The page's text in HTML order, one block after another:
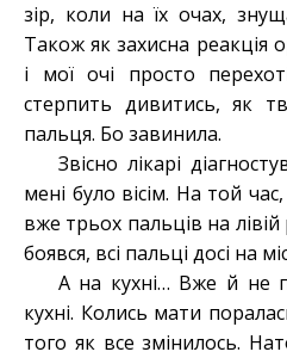
зір, коли на їх очах,
Також як захисна реакція
і мої очі просто
стерпить дивитись, як
пальця. Бо завинила.
Звісно лікарі
мені було вісім. На той
вже трьох пальців на
боявся, всі пальці досі на
А на кухні… Вже й не
кухні. Колись мати
того як все змінилось.